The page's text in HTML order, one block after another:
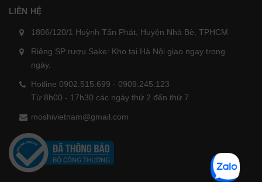
LIÊN HỆ
1806/120/1 Huỳnh Tấn Phát, Huyện Nhà Bè, TPHCM
Riêng SP rượu Sake: Kho tại Hà Nội giao ngay trong
ngày.
Hotline 0902.515.699 - 0909.245.123
Từ 8h00 - 17h30 các ngày thứ 2 đến thứ 7
moshivietnam@gmail.com